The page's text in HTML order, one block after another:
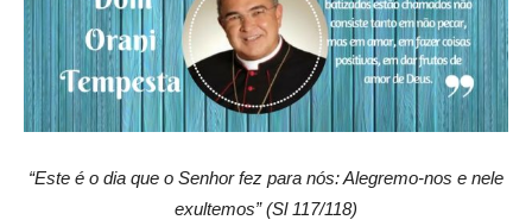
“Este é o dia que o Senhor fez para nós: Alegremo-nos e nele
exultemos” (Sl 117/118)